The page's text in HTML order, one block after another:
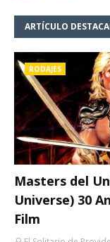
ARTÍCULO
RODAJES
Masters del
Universe) 30
Film